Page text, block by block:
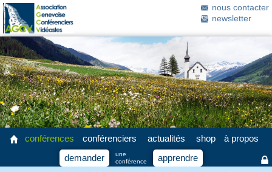
nous contacter
newsletter
conférences conférenciers actualités shop
à propos
demander
une
conférence
apprendre